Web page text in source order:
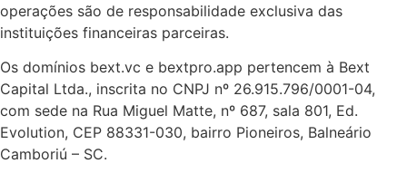
operações são de responsabilidade exclusiva das
instituições financeiras parceiras.
Os domínios bext.vc e bextpro.app pertencem à Bext
Capital Ltda., inscrita no CNPJ nº 26.915.796/0001-04,
com sede na Rua Miguel Matte, nº 687, sala 801, Ed.
Evolution, CEP 88331-030, bairro Pioneiros, Balneário
Camboriú – SC.